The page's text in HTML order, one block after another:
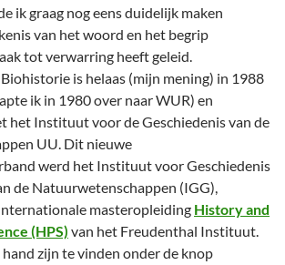
ik graag nog eens duidelijk maken
van het woord en het begrip
tot verwarring heeft geleid.
is helaas (mijn mening) in 1988
ik in 1980 over naar WUR) en
het Instituut voor de Geschiedenis van de
UU. Dit nieuwe
werd het Instituut voor Geschiedenis
de Natuurwetenschappen (IGG),
masteropleiding History and
(HPS) van het Freudenthal Instituut.
zijn te vinden onder de knop